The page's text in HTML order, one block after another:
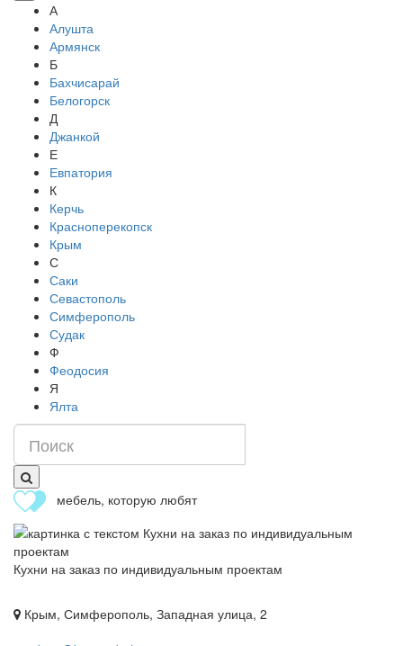
А
Алушта
Армянск
Б
Бахчисарай
Белогорск
Д
Джанкой
Е
Евпатория
К
Керчь
Красноперекопск
Крым
С
Саки
Севастополь
Симферополь
Судак
Ф
Феодосия
Я
Ялта
мебель, которую любят
Кухни на заказ по индивидуальным проектам
Крым, Симферополь, Западная улица, 2